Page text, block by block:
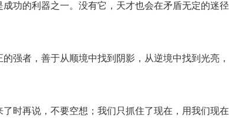
功的利器之一。没有它，天才也会在矛盾无定的迷径
强者，善于从顺境中找到阴影，从逆境中找到光亮，
时再说，不要空想；我们只抓住了现在，用我们现在